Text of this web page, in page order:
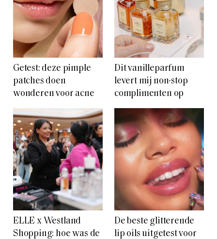
Getest: deze pimple
patches doen
wonderen voor acne
Dit vanilleparfum
levert mij non-stop
complimenten op
ELLE x Westland
Shopping: hoe was de
De beste glitterende
lip oils uitgetest voor